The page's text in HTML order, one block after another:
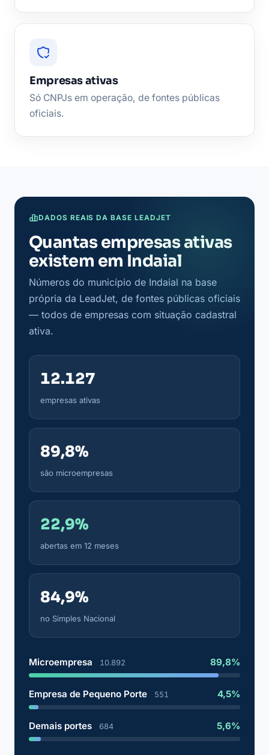
Empresas ativas
Só CNPJs em operação, de fontes públicas
oficiais.
DADOS REAIS DA BASE LEADJET
Quantas empresas ativas
existem em Indaial
Números do município de Indaial na base
própria da LeadJet, de fontes públicas oficiais
— todos de empresas com situação cadastral
ativa.
12.127
empresas ativas
89,8%
são microempresas
22,9%
abertas em 12 meses
84,9%
no Simples Nacional
Microempresa 10.892 89,8%
Empresa de Pequeno Porte 551 4,5%
Demais portes 684 5,6%